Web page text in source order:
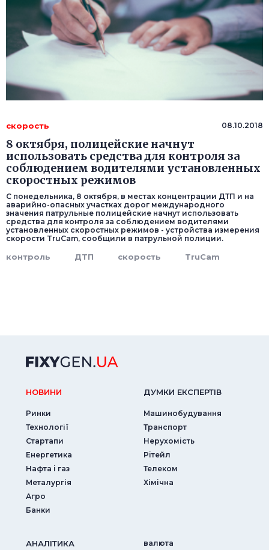
скорость 08.10.2018
8 октября, полицейские начнут
использовать средства для контроля за
соблюдением водителями установленных
скоростных режимов
С понедельника, 8 октября, в местах концентрации ДТП и на
аварийно-опасных участках дорог международного
значения патрульные полицейские начнут использовать
средства для контроля за соблюдением водителями
установленных скоростных режимов - устройства измерения
скорости TruCam, сообщили в патрульной полиции.
контроль ДТП скорость TruCam
НОВИНИ
Ринки
Технології
Стартапи
Енергетика
Нафта і газ
Металургія
Агро
Банки
ДУМКИ ЕКСПЕРТIВ
Машинобудування
Транспорт
Нерухомість
Рітейл
Телеком
Хімічна
АНАЛIТИКА валюта